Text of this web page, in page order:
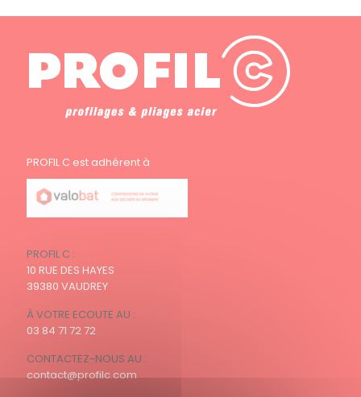
PROFIL C est adhérent à
PROFIL C :
10 RUE DES HAYES
39380 VAUDREY
À VOTRE ECOUTE AU :
03 84 71 72 72
CONTACTEZ-NOUS AU :
contact@profilc.com